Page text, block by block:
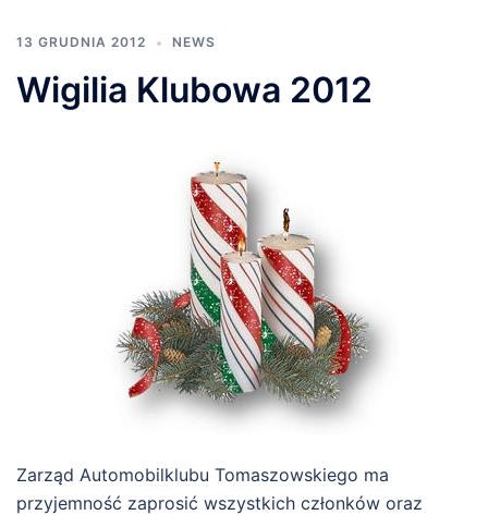
13 GRUDNIA 2012 NEWS
Wigilia Klubowa 2012
Zarząd Automobilklubu Tomaszowskiego ma
przyjemność zaprosić wszystkich członków oraz